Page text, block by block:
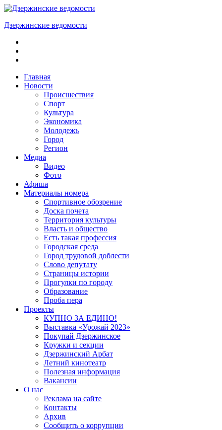
Skip
content
Дзержинские ведомости
ОБЩЕСТВЕННО-
ПОЛИТИЧЕСКАЯ
ГАЗЕТАГлавная
Новости
Происшествия
Спорт
Культура
Экономика
Молодежь
Город
Регион
Медиа
Видео
Фото
Афиша
Материалы номера
Спортивное обозрение
Доска почета
Территория культуры
Власть и общество
Есть такая профессия
Городская среда
Город трудовой доблести
Слово депутату
Страницы истории
Прогулки по городу
Образование
Проба пера
Проекты
КУПНО ЗА ЕДИНО!
Выставка «Урожай 2023»
Покупай Дзержинское
Кружки и секции
Дзержинский Арбат
Летний кинотеатр
Полезная информация
Вакансии
О нас
Реклама на сайте
Контакты
Архив
Сообщить о коррупции